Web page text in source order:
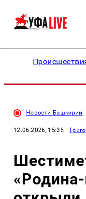
Новости Башкирии
12.06.2026, 15:35 ·